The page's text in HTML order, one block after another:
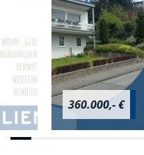
360.000,- €